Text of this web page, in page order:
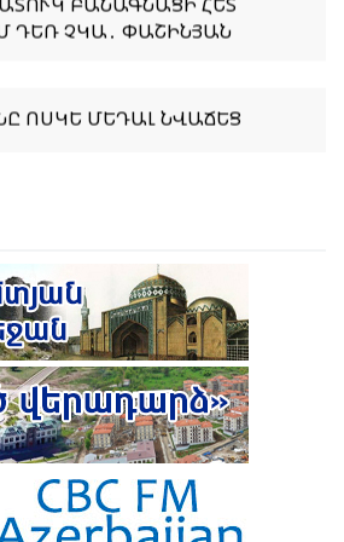
ԴԵՌ ՉԿԱ․ ՓԱՇԻՆՅԱՆ
ԹՈՂՆԻ ԻՐ ԿԻՊՐԱԹՈՒՐՔ
ՄԵՆԱԿ․ ԷՐԴՈՂԱՆ
Է ԱՔՅԱՔԱ-ԳՅՈՒՄՐԻ ՀԱՏՎԱԾԻ
ՇԱՐՈՒՆԱԿՈՒՄ Է ՔՆՆԵԼ ՀԱՅ
ԴԻՄՈՒՄՆԵՐԸ